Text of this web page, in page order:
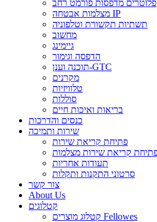
פלוטרים מדפסות פורמט רחב
מצלמות אבטחה IP
תשתיות תקשורת וטלפוניה
מחשוב
גיימינג
הדפסה וגימור
תוכנה וענן-GTC
מקרנים
טלוויזיות
סוללות
בריאות ואיכות חיים
כנסים והדרכות
שירות ותמיכה
פתיחת קריאת שירות
תעודות אחריות
סרטוני התקנות ותקלות
צור קשר
About Us
קטלוגים
קטלוג מוצרים Fellowes